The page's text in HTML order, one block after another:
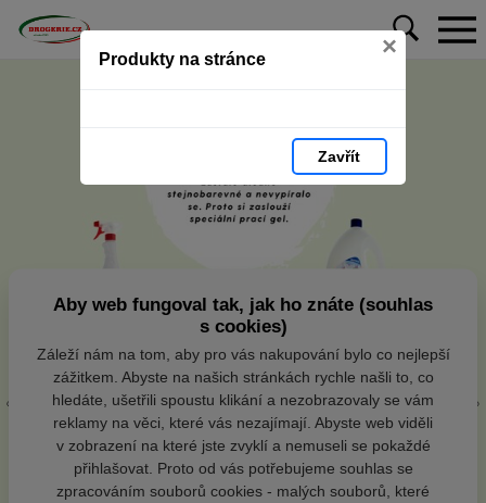
Produkty na stránce ×
Zavřít
Aby web fungoval tak, jak ho znáte (souhlas
s cookies)
Záleží nám na tom, aby pro vás nakupování bylo co nejlepší
zážitkem. Abyste na našich stránkách rychle našli to, co
hledáte, ušetřili spoustu klikání a nezobrazovaly se vám
reklamy na věci, které vás nezajímají. Abyste web viděli
v zobrazení na které jste zvyklí a nemuseli se pokaždé
přihlašovat. Proto od vás potřebujeme souhlas se
zpracováním souborů cookies - malých souborů, které